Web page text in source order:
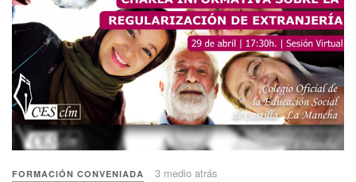
FORMACIÓN CONVENIADA 3 medio atrás